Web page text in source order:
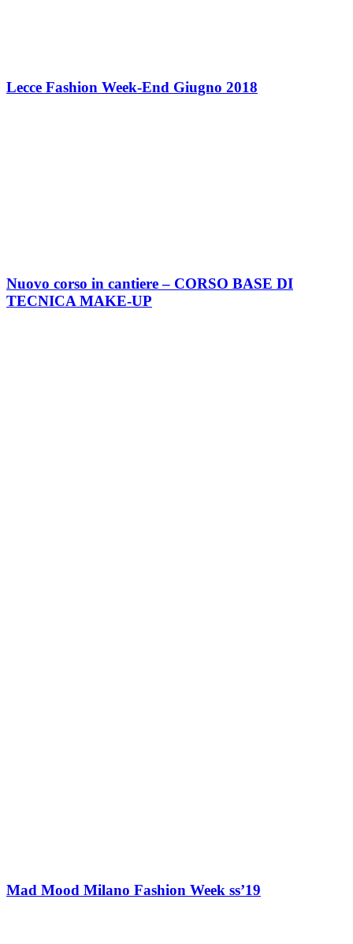
Lecce Fashion Week-End Giugno 2018
Nuovo corso in cantiere – CORSO BASE DI
TECNICA MAKE-UP
Mad Mood Milano Fashion Week ss’19